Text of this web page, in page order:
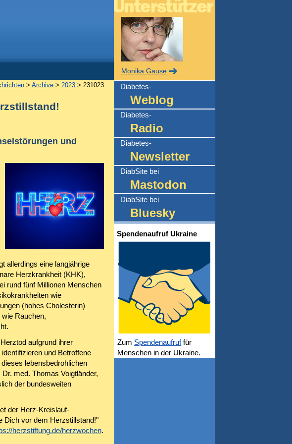
> Archive> 2023> 231023
und
allerdings eine langjährige
Herzkrankheit (KHK),
rund fünf Millionen Menschen
wie
(hohes Cholesterin)
Rauchen,
aufgrund ihrer
und Betroffene
lebensbedrohlichen
med. Thomas Voigtländer,
der bundesweiten
der Herz-Kreislauf-
Dich vor dem Herzstillstand!"
herzstiftung.de/herzwochen.
Monika Gause
Diabetes-
Weblog
Diabetes-
Radio
Diabetes-
Newsletter
DiabSite bei
Mastodon
DiabSite bei
Bluesky
Spendenaufruf Ukraine
Zum Spendenaufruffür
Menschen in der Ukraine.